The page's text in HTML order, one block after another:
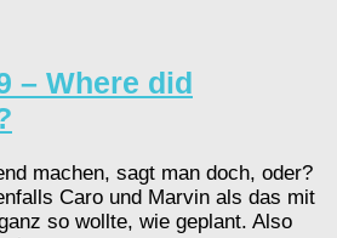
– Where did
machen, sagt man doch, oder?
Caro und Marvin als das mit
so wollte, wie geplant. Also